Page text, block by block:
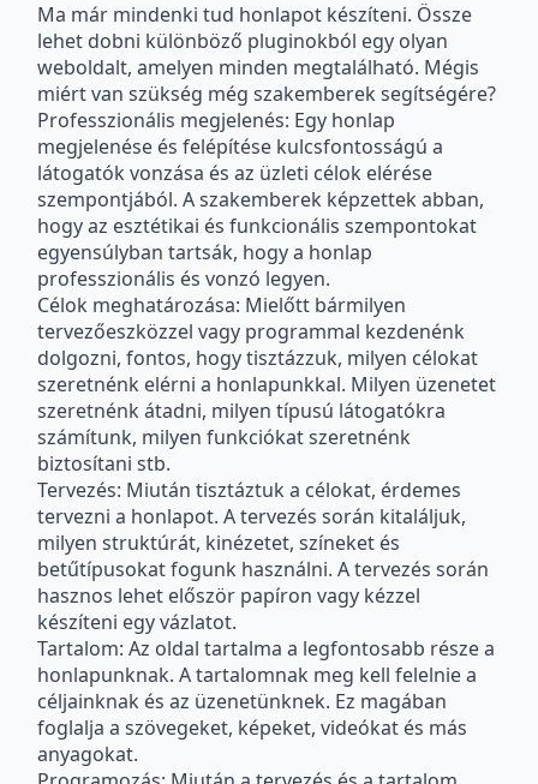
Ma már mindenki tud honlapot készíteni. Össze
lehet dobni különböző pluginokból egy olyan
weboldalt, amelyen minden megtalálható. Mégis
miért van szükség még szakemberek segítségére?
Professzionális megjelenés: Egy honlap
megjelenése és felépítése kulcsfontosságú a
látogatók vonzása és az üzleti célok elérése
szempontjából. A szakemberek képzettek abban,
hogy az esztétikai és funkcionális szempontokat
egyensúlyban tartsák, hogy a honlap
professzionális és vonzó legyen.
Célok meghatározása: Mielőtt bármilyen
tervezőeszközzel vagy programmal kezdenénk
dolgozni, fontos, hogy tisztázzuk, milyen célokat
szeretnénk elérni a honlapunkkal. Milyen üzenetet
szeretnénk átadni, milyen típusú látogatókra
számítunk, milyen funkciókat szeretnénk
biztosítani stb.
Tervezés: Miután tisztáztuk a célokat, érdemes
tervezni a honlapot. A tervezés során kitaláljuk,
milyen struktúrát, kinézetet, színeket és
betűtípusokat fogunk használni. A tervezés során
hasznos lehet először papíron vagy kézzel
készíteni egy vázlatot.
Tartalom: Az oldal tartalma a legfontosabb része a
honlapunknak. A tartalomnak meg kell felelnie a
céljainknak és az üzenetünknek. Ez magában
foglalja a szövegeket, képeket, videókat és más
anyagokat.